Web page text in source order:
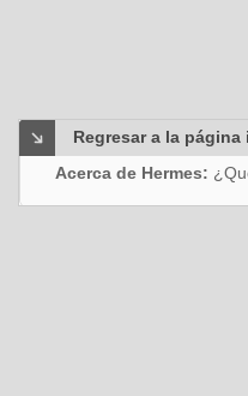
Regresar a la página
Acerca de Hermes: